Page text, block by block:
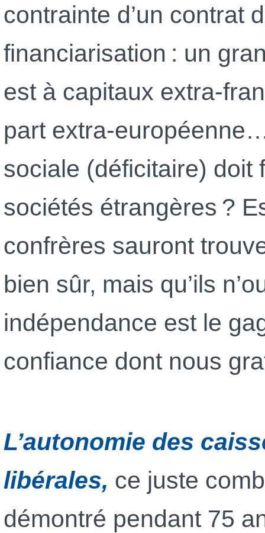
contrainte d’un contrat
financiarisation : un
est à capitaux extra-
part extra-
sociale (déficitaire) doit
sociétés étrangères ?
confrères sauront
bien sûr, mais qu’ils
indépendance est le
confiance dont nous
L’autonomie des
libérales, ce juste
démontré pendant 75